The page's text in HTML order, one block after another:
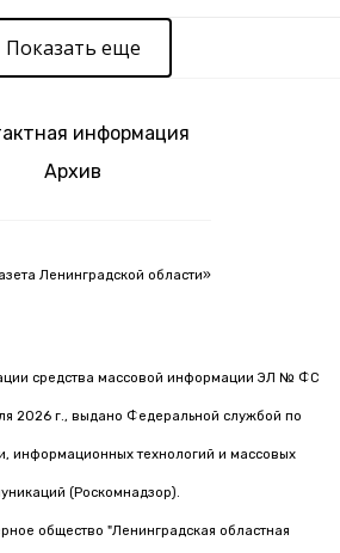
Показать еще
информация
Архив
Ленинградской области»
средства массовой информации ЭЛ № ФС
2026 г., выдано Федеральной службой по
информационных технологий и массовых
(Роскомнадзор).
общество "Ленинградская областная